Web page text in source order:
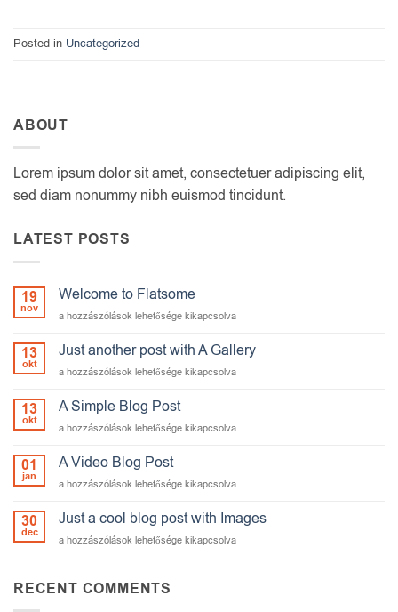
Posted in Uncategorized
ABOUT
Lorem ipsum dolor sit amet, consectetuer adipiscing elit,
sed diam nonummy nibh euismod tincidunt.
LATEST POSTS
19
nov
Welcome to Flatsome
Welcome
Flatsome
a hozzászólások lehetősége kikapcsolva
13
okt
Just another post with A Gallery
Just
post
A
bejegyzéshez
a hozzászólások lehetősége kikapcsolva
13
okt
A Simple Blog Post
A
Blog
bejegyzéshez
a hozzászólások lehetősége kikapcsolva
01
jan
A Video Blog Post
A
Blog
bejegyzéshez
a hozzászólások lehetősége kikapcsolva
30
dec
Just a cool blog post with Images
Just
blog
a hozzászólások lehetősége kikapcsolva
RECENT COMMENTS